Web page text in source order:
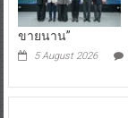
ขายนาน”
5 August 2026